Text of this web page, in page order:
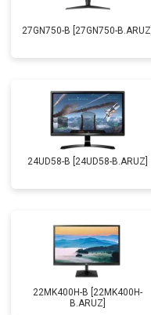
27GN750-B [27GN750-B.ARUZ]
24UD58-B [24UD58-B.ARUZ]
22MK400H-B [22MK400H-
B.ARUZ]